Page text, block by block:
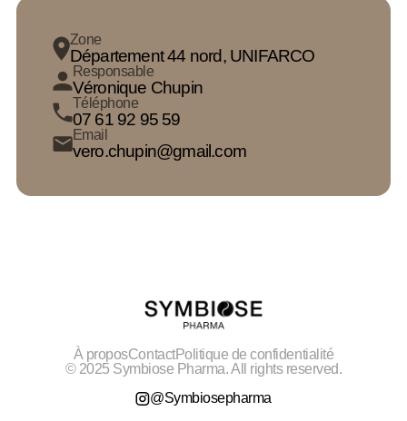
Zone
Département 44 nord, UNIFARCO
Responsable
Véronique Chupin
Téléphone
07 61 92 95 59
Email
vero.chupin@gmail.com
À proposContactPolitique de confidentialité
© 2025 Symbiose Pharma. All rights reserved.
@Symbiosepharma